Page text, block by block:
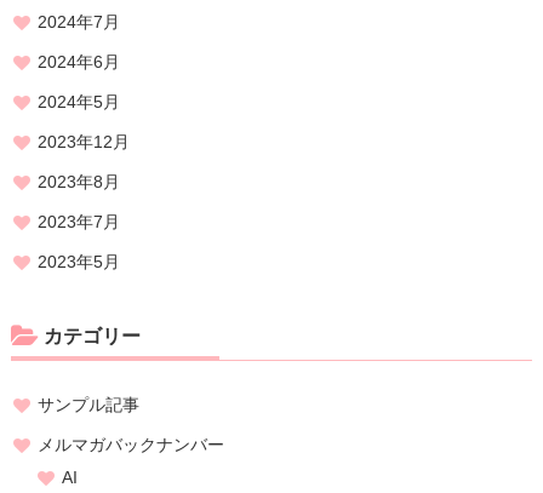
2024年7月
2024年6月
2024年5月
2023年12月
2023年8月
2023年7月
2023年5月
カテゴリー
サンプル記事
メルマガバックナンバー
AI